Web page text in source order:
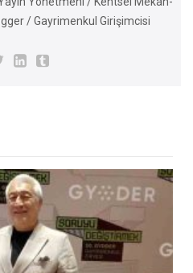
/ Gayrimenkul Girişimcisi